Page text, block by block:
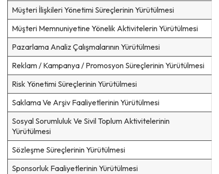
Müşteri İlişkileri Yönetimi Süreçlerinin Yürütülmesi
Müşteri Memnuniyetine Yönelik Aktivitelerin Yürütülmesi
Pazarlama Analiz Çalışmalarının Yürütülmesi
Reklam / Kampanya / Promosyon Süreçlerinin Yürütülmesi
Risk Yönetimi Süreçlerinin Yürütülmesi
Saklama Ve Arşiv Faaliyetlerinin Yürütülmesi
Sosyal Sorumluluk Ve Sivil Toplum Aktivitelerinin
Yürütülmesi
Sözleşme Süreçlerinin Yürütülmesi
Sponsorluk Faaliyetlerinin Yürütülmesi